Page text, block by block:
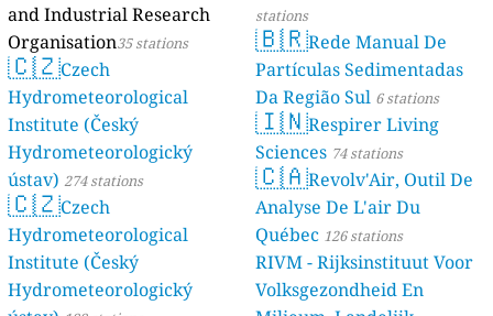
and Industrial Research
Organisation35 stations
🇨🇿Czech
Hydrometeorological
Institute (Český
Hydrometeorologický
ústav) 274 stations
🇨🇿Czech
Hydrometeorological
Institute (Český
Hydrometeorologický
stations
🇧🇷Rede Manual De
Partículas Sedimentadas
Da Região Sul 6 stations
🇮🇳Respirer Living
Sciences 74 stations
🇨🇦Revolv'Air, Outil De
Analyse De L'air Du
Québec 126 stations
RIVM - Rijksinstituut Voor
Volksgezondheid En